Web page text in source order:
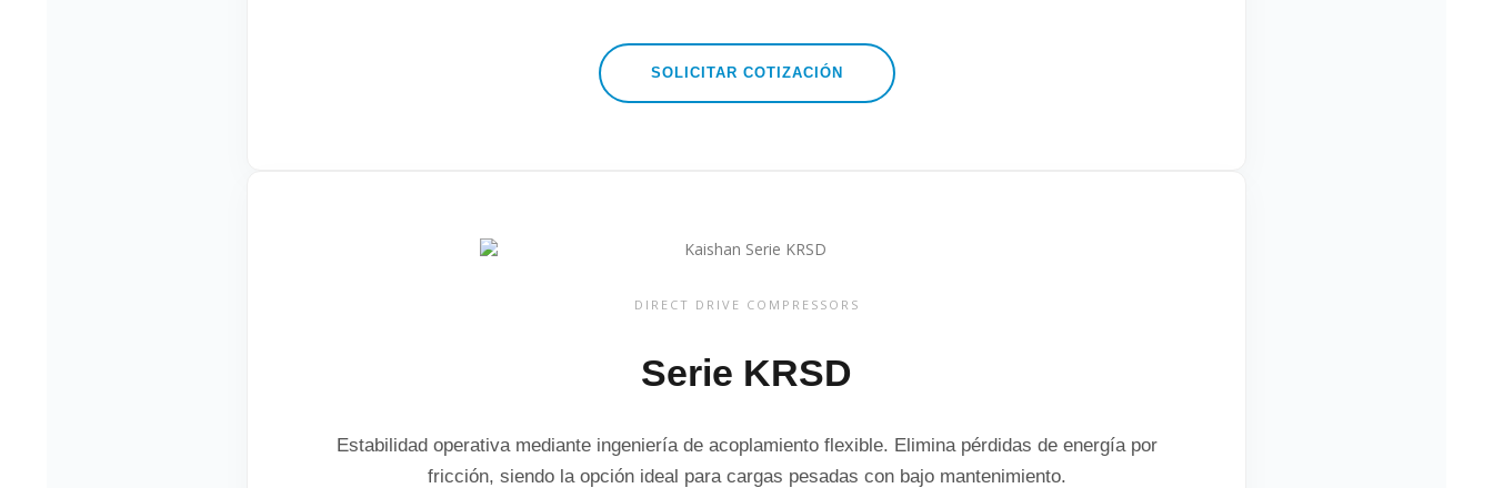
SOLICITAR COTIZACIÓN
DIRECT DRIVE COMPRESSORS
Serie KRSD
Estabilidad operativa mediante ingeniería de acoplamiento flexible. Elimina pérdidas de energía por
fricción, siendo la opción ideal para cargas pesadas con bajo mantenimiento.